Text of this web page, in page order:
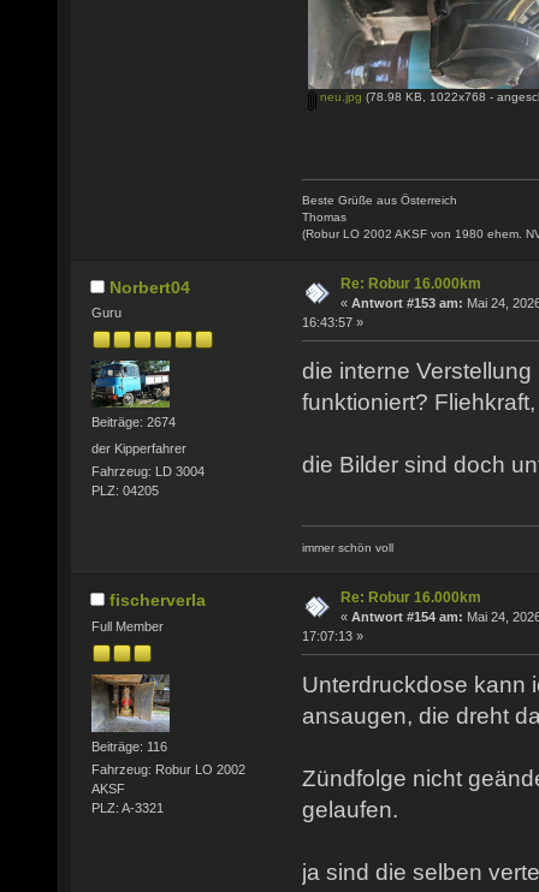
neu.jpg (78.98 KB, 1022x768 -
Beste Grüße aus Österreich
Thomas
(Robur LO 2002 AKSF von 1980 ehem.
Norbert04
Guru
Beiträge: 2674
der Kipperfahrer
Fahrzeug: LD 3004
PLZ: 04205
Re: Robur 16.000km
« Antwort #153 am: Mai 24,
16:43:57 »
die interne
funktioniert?
die Bilder sind doch
immer schön voll
fischerverla
Full Member
Beiträge: 116
Fahrzeug: Robur LO 2002
AKSF
PLZ: A-3321
Re: Robur 16.000km
« Antwort #154 am: Mai 24,
17:07:13 »
Unterdruckdose kann
ansaugen, die dreht
Zündfolge nicht
gelaufen.
ja sind die selben